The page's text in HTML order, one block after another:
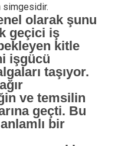
simgesidir.
olarak şunu
geçici iş
kitle
işgücü
taşıyor.
ve temsilin
geçti. Bu
bir